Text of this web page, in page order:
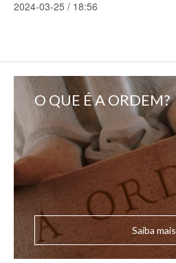
2024-03-25 / 18:56
O QUE É A ORDEM?
Saiba mais